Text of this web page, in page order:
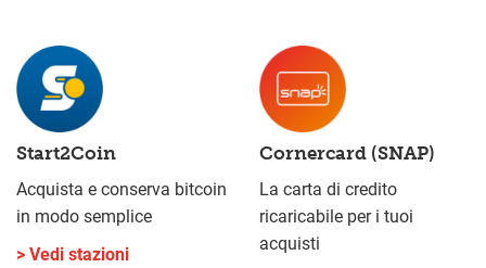
Start2Coin
Acquista e conserva bitcoin
in modo semplice
> Vedi stazioni
Cornercard (SNAP)
La carta di credito
ricaricabile per i tuoi
acquisti